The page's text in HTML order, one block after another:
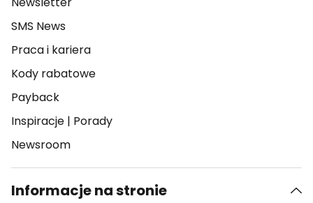
SMS News
Praca i kariera
Kody rabatowe
Payback
Inspiracje | Porady
Newsroom
Informacje na stronie